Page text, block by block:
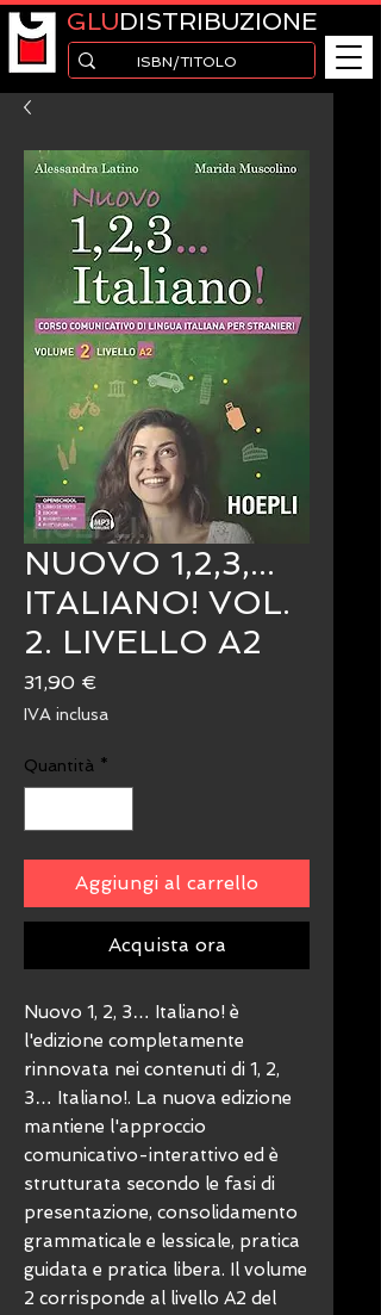
GLUDISTRIBUZIONE
NUOVO 1,2,3,...
ITALIANO! VOL.
2. LIVELLO A2
31,90 €
IVA inclusa
Quantità *
Aggiungi al carrello
Acquista ora
Nuovo 1, 2, 3… Italiano! è
l'edizione completamente
rinnovata nei contenuti di 1, 2,
3… Italiano!. La nuova edizione
mantiene l'approccio
comunicativo-interattivo ed è
strutturata secondo le fasi di
presentazione, consolidamento
grammaticale e lessicale, pratica
guidata e pratica libera. Il volume
2 corrisponde al livello A2 del